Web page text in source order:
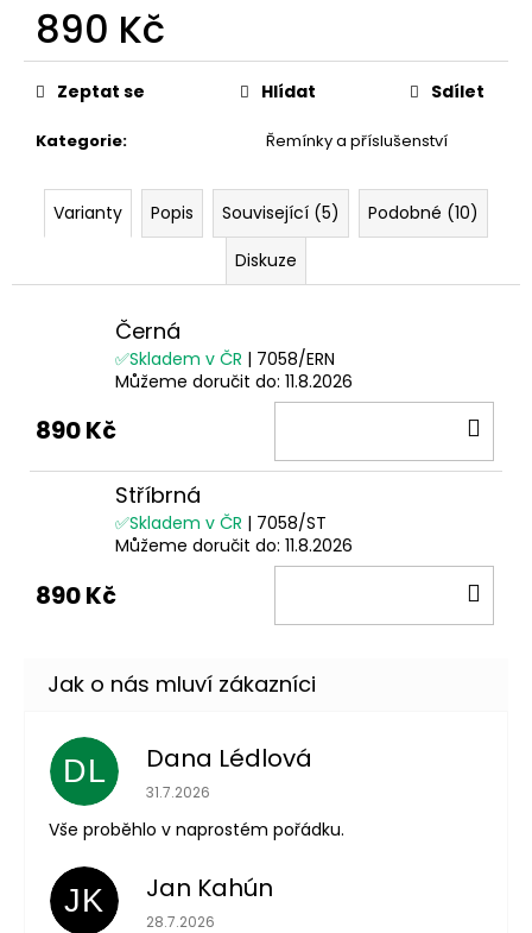
890 Kč
Měrná
cena:
Kategorie: Řemínky a příslušenství
Zeptat se Hlídat Sdílet
Varianty Popis Související (5)
Podobné (10)
Diskuze
Černá
✅Skladem v ČR | 7058/ERN
Můžeme doručit do: 11.8.2026
890 Kč
Stříbrná
✅Skladem v ČR | 7058/ST
Můžeme doručit do: 11.8.2026
890 Kč
DL Dana Lédlová
Hodnocení obchodu je 5 z 5 hvězdiček.
31.7.2026
Vše proběhlo v naprostém pořádku.
JK Jan Kahún
Hodnocení obchodu je 5 z 5 hvězdiček.
28.7.2026